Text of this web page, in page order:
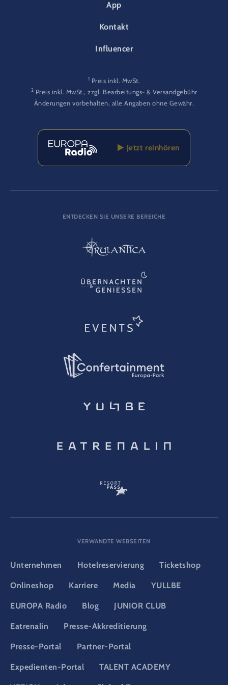
App
Kontakt
Influencer
1 Preis inkl. MwSt.
2 Preis inkl. MwSt., zzgl. Bearbeitungs- & Versandgebühr
Änderungen vorbehalten, alle Angaben ohne Gewähr.
Jetzt reinhören
ENTDECKEN SIE UNSERE BEREICHE
VERWANDTE WEBSEITEN
Unternehmen Hotelreservierung Ticketshop
Onlineshop Karriere Media YULLBE
EUROPA Radio Blog JUNIOR CLUB
Eatrenalin Presse-Akkreditierung
Presse-Portal Partner-Portal
Expedienten-Portal TALENT ACADEMY